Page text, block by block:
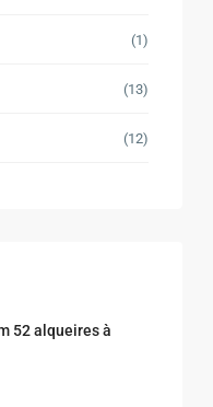
(1)
(13)
(12)
52 alqueires à